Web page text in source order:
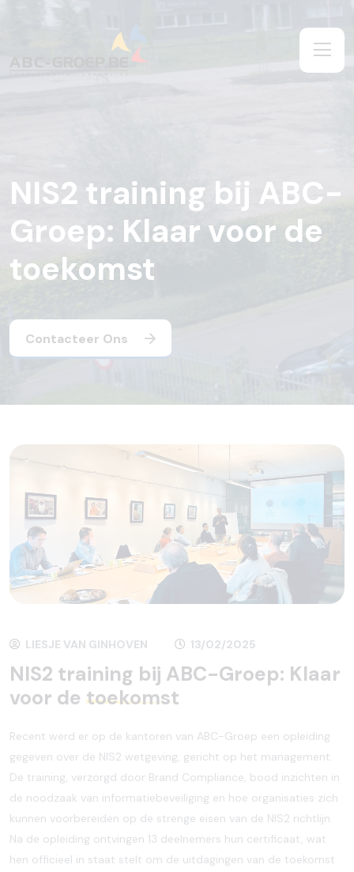
NIS2 training bij ABC-
Groep: Klaar voor de
toekomst
Contacteer Ons
LIESJE VAN GINHOVEN 13/02/2025
NIS2 training bij ABC-Groep: Klaar
voor de toekomst
Recent werd er op de kantoren van ABC-Groep een opleiding
gegeven over de NIS2 wetgeving, gericht op het management.
De training, verzorgd door Brand Compliance, bood inzichten in
de noodzaak van informatiebeveiliging en hoe organisaties zich
kunnen voorbereiden op de strenge eisen van de NIS2 richtlijn.
Na de opleiding ontvingen 13 deelnemers hun certificaat, wat
hen officieel in staat stelt om de uitdagingen van de toekomst